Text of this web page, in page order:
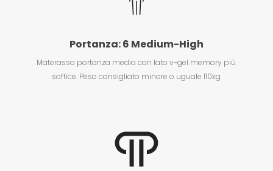
Portanza: 6 Medium-High
Materasso portanza media con lato v-gel memory più
soffice. Peso consigliato minore o uguale 110kg